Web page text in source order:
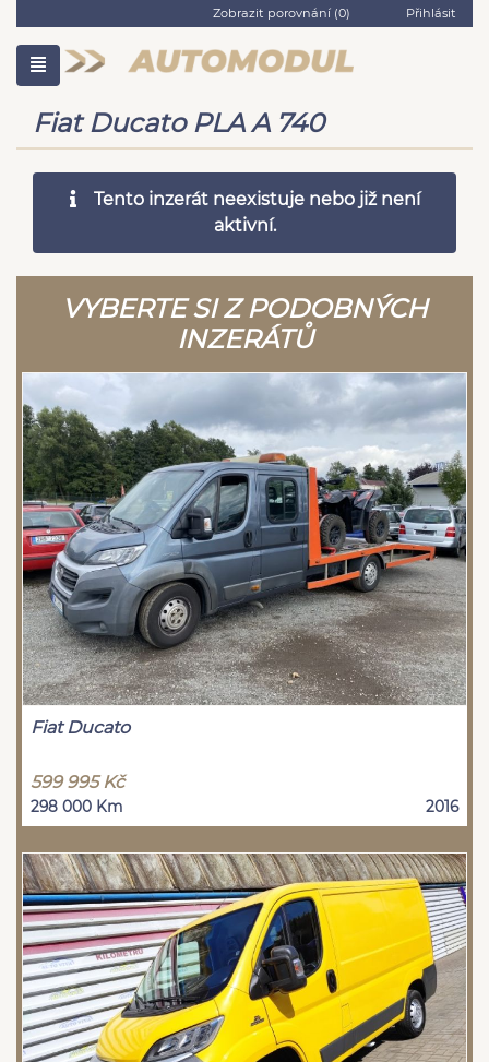
Zobrazit porovnání (0) Přihlásit
Fiat Ducato PLA A 740
Tento inzerát neexistuje nebo již není
aktivní.
VYBERTE SI Z PODOBNÝCH
INZERÁTŮ
Fiat Ducato
599 995 Kč
298 000 Km 2016